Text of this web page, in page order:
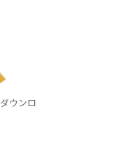
ダウンロ